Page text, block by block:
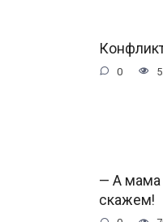
0
— А мама
скажем!